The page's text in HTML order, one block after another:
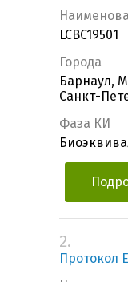
LCBC19501
Города
Барнаул,
Санкт-
Фаза КИ
2.
Протокол